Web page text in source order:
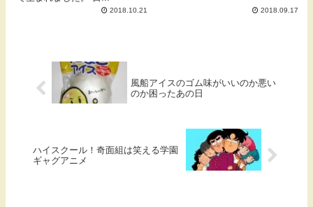
2018.10.21 2018.09.17
風船アイスのゴム味がいいのか悪い
のか困ったあの日
ハイスクール！奇面組は笑える学園
ギャグアニメ